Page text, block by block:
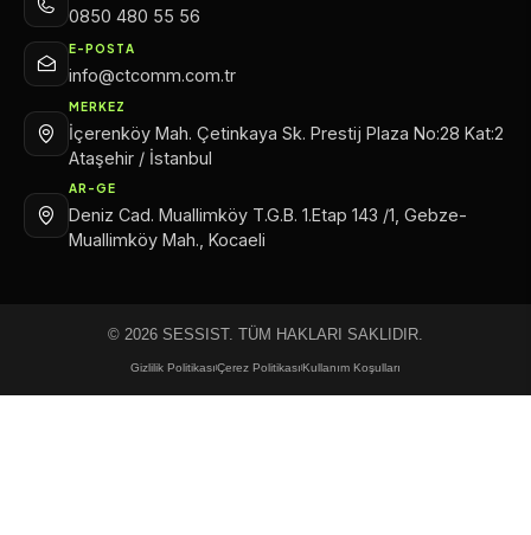
0850 480 55 56
E-POSTA
info@ctcomm.com.tr
MERKEZ
İçerenköy Mah. Çetinkaya Sk. Prestij Plaza No:28 Kat:2
Ataşehir / İstanbul
AR-GE
Deniz Cad. Muallimköy T.G.B. 1.Etap 143 /1, Gebze-
Muallimköy Mah., Kocaeli
© 2026 SESSIST. TÜM HAKLARI SAKLIDIR.
Gizlilik PolitikasıÇerez PolitikasıKullanım Koşulları